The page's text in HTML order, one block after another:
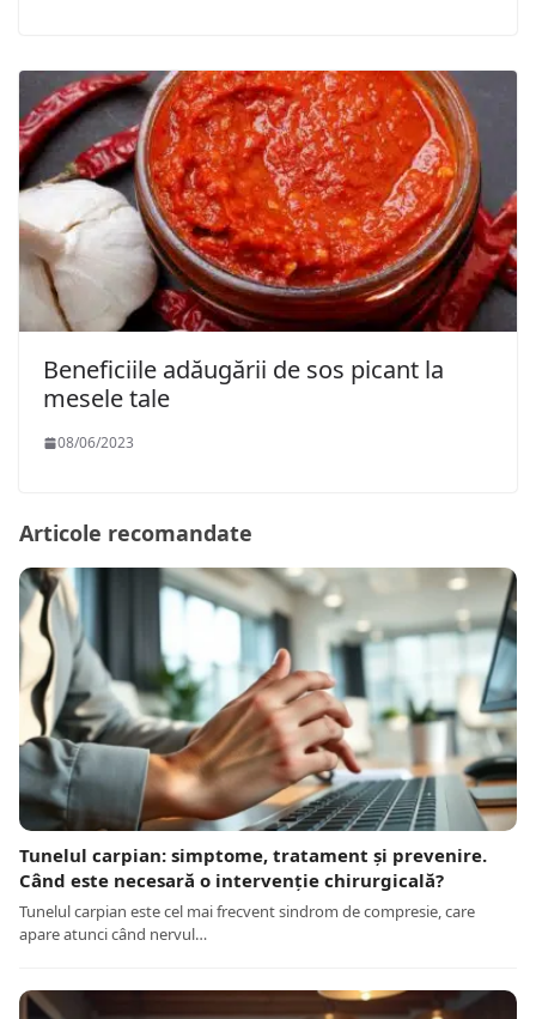
Beneficiile adăugării de sos picant la
mesele tale
08/06/2023
Articole recomandate
Tunelul carpian: simptome, tratament și prevenire.
Când este necesară o intervenție chirurgicală?
Tunelul carpian este cel mai frecvent sindrom de compresie, care
apare atunci când nervul…